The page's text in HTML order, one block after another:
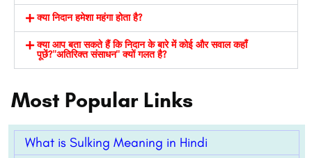
क्या निदान हमेशा महंगा होता है?
क्या आप बता सकते हैं कि निदान के बारे में कोई और सवाल कहाँ
पूछें?"अतिरिक्त संसाधन" क्यों गलत है?
Most Popular Links
What is Sulking Meaning in Hindi